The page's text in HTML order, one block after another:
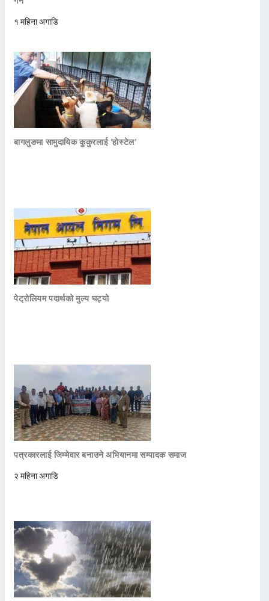
१ महिना अगाडि
बागलुङमा सामुदायिक कुकुरलाई ‘होस्टेल’
पेट्रोलियम पदार्थको मुल्य घट्यो
पत्रकारलाई जिम्मेवार बनाउने अभियानमा सम्पादक समाज
२ महिना अगाडि